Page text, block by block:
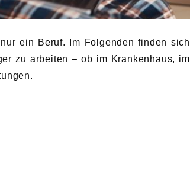
ein Beruf. Im Folgenden finden sich
zu arbeiten – ob im Krankenhaus, im